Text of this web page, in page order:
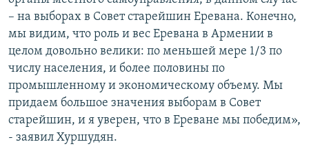
– на выборах в Совет старейшин Еревана. Конечно,
мы видим, что роль и вес Еревана в Армении в
целом довольно велики: по меньшей мере 1/3 по
числу населения, и более половины по
промышленному и экономическому объему. Мы
придаем большое значения выборам в Совет
старейшин, и я уверен, что в Ереване мы победим»,
- заявил Хуршудян.